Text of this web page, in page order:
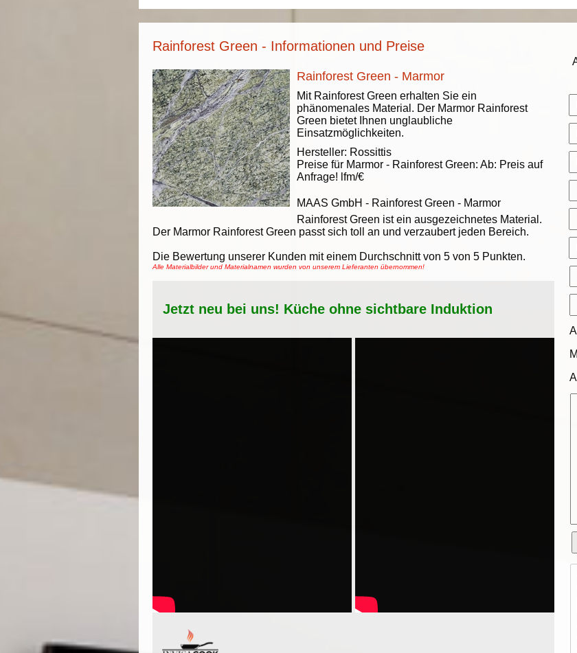
Rainforest Green - Informationen und Preise
Rainforest Green - Marmor
Mit Rainforest Green erhalten Sie ein
phänomenales Material. Der Marmor Rainforest
Green bietet Ihnen unglaubliche
Einsatzmöglichkeiten.
Hersteller: Rossittis
Preise für Marmor - Rainforest Green: Ab: Preis auf
Anfrage! lfm/€
MAAS GmbH - Rainforest Green - Marmor
Rainforest Green ist ein ausgezeichnetes Material.
Der Marmor Rainforest Green passt sich toll an und verzaubert jeden Bereich.
Die Bewertung unserer Kunden mit einem Durchschnitt von 5 von 5 Punkten.
Alle Materialbilder und Materialnamen wurden von unserem Lieferanten übernommen!
Jetzt neu bei uns! Küche ohne sichtbare Induktion